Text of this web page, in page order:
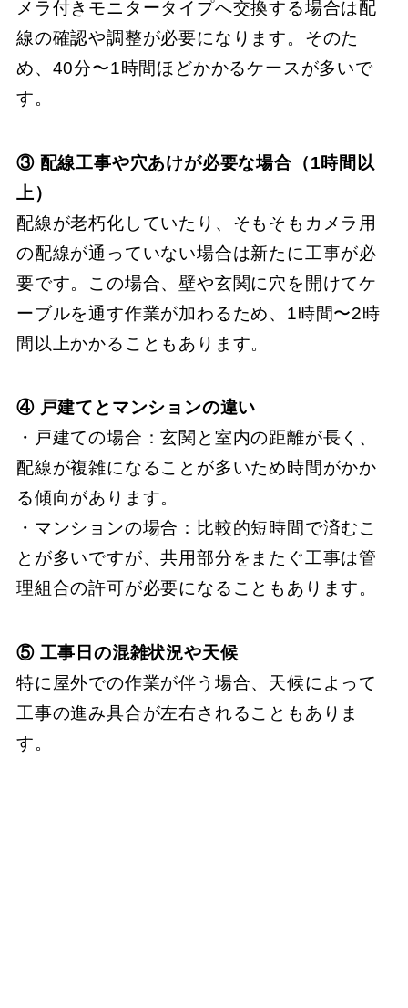
メラ付きモニタータイプへ交換する場合は配
線の確認や調整が必要になります。そのた
め、40分〜1時間ほどかかるケースが多いで
す。
③ 配線工事や穴あけが必要な場合（1時間以
上）
配線が老朽化していたり、そもそもカメラ用
の配線が通っていない場合は新たに工事が必
要です。この場合、壁や玄関に穴を開けてケ
ーブルを通す作業が加わるため、1時間〜2時
間以上かかることもあります。
④ 戸建てとマンションの違い
・戸建ての場合：玄関と室内の距離が長く、
配線が複雑になることが多いため時間がかか
る傾向があります。
・マンションの場合：比較的短時間で済むこ
とが多いですが、共用部分をまたぐ工事は管
理組合の許可が必要になることもあります。
⑤ 工事日の混雑状況や天候
特に屋外での作業が伴う場合、天候によって
工事の進み具合が左右されることもありま
す。